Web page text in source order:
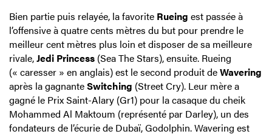
Bien partie puis relayée, la favorite Rueing est passée à
l’offensive à quatre cents mètres du but pour prendre le
meilleur cent mètres plus loin et disposer de sa meilleure
rivale,Jedi Princess (Sea The Stars), ensuite. Rueing
(« caresser » en anglais) est le second produit deWavering
après la gagnanteSwitching (Street Cry). Leur mère a
gagné le Prix Saint-Alary (Gr1) pour la casaque du cheik
Mohammed Al Maktoum (représenté par Darley), un des
fondateurs de l’écurie de Dubaï, Godolphin. Wavering est